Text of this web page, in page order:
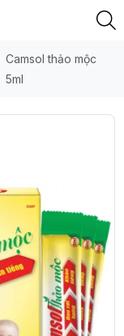
Camsol thảo mộc
5ml